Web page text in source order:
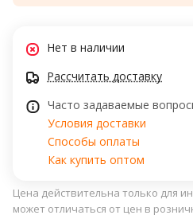
Нет в наличии
Рассчитать доставку
Часто задаваемые
Условия доставки
Способы оплаты
Как купить оптом
Цена действительна только для
может отличаться от цен в